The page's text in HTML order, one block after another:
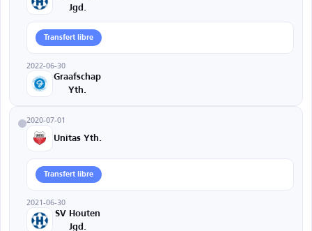
Jgd.
Transfert libre
2022-06-30
Graafschap
Yth.
2020-07-01
Unitas Yth.
Transfert libre
2021-06-30
SV Houten
Jgd.